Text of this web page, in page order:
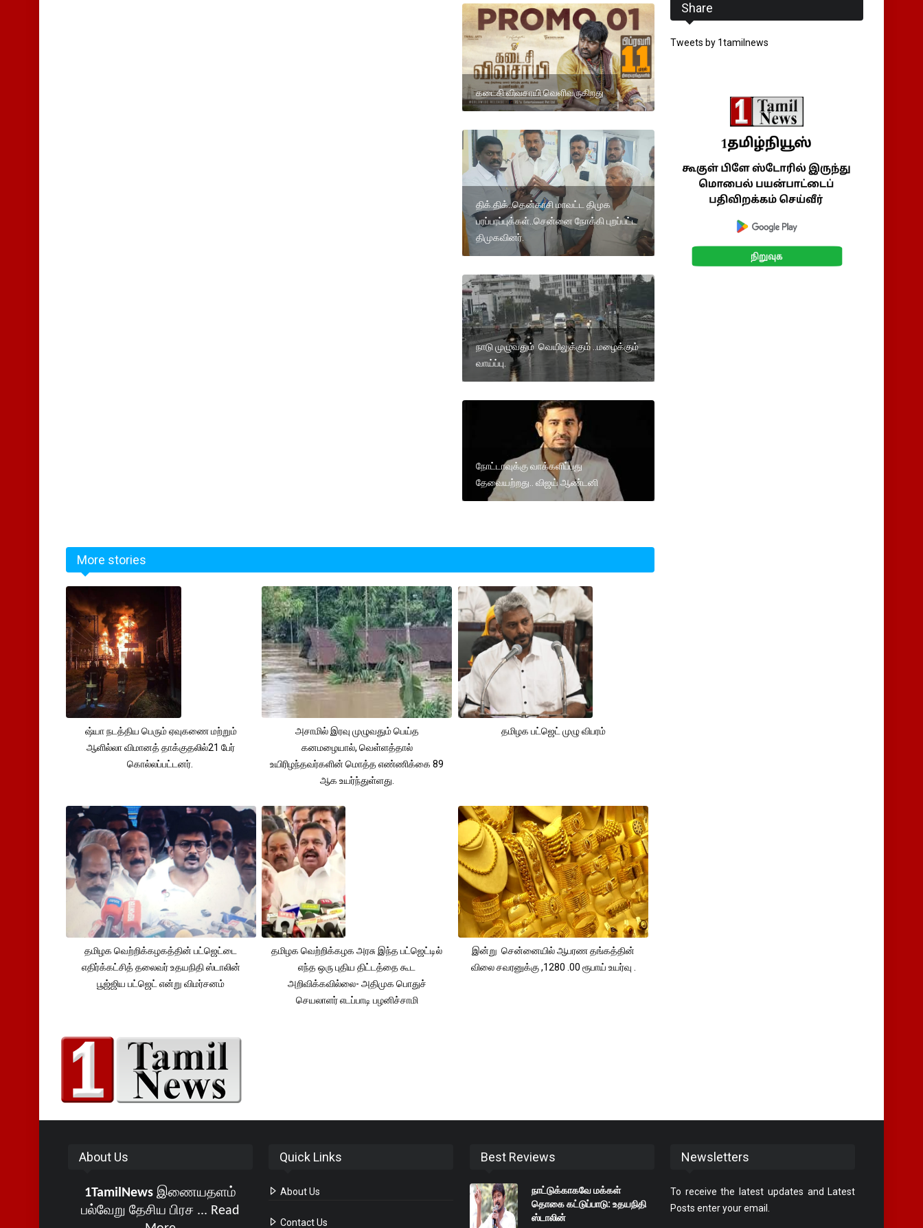
கடைசி விவசாயி வெளிவருகிறது
திக்.திக்..தென்காசி மாவட்ட திமுக
பரப்பரப்புக்கள்..சென்னை நோக்கி புறப்பட்ட
திமுகவினர்.
நாடு முழுவதும் வெயிலுக்கும் ..மழைக்கும்
வாய்ப்பு.
நோட்டாவுக்கு வாக்களிப்பது
தேவையற்றது.. விஜய் ஆண்டனி
More stories
ஷ்யா நடத்திய பெரும் ஏவுகணை மற்றும்
ஆளில்லா விமானத் தாக்குதலில்21 பேர்
கொல்லப்பட்டனர்.
அசாமில் இரவு முழுவதும் பெய்த
கனமழையால், வெள்ளத்தால்
உயிரிழந்தவர்களின் மொத்த எண்ணிக்கை 89
ஆக உயர்ந்துள்ளது.
தமிழக பட்ஜெட் முழு விபரம்
தமிழக வெற்றிக்கழகத்தின் பட்ஜெட்டை
எதிர்க்கட்சித் தலைவர் உதயநிதி ஸ்டாலின்
பூஜ்ஜிய பட்ஜெட் என்று விமர்சனம்
தமிழக வெற்றிக்கழக அரசு இந்த பட்ஜெட்டில்
எந்த ஒரு புதிய திட்டத்தை கூட
அறிவிக்கவில்லை- அதிமுக பொதுச்
செயலாளர் எடப்பாடி பழனிச்சாமி
இன்று சென்னையில் ஆபரண தங்கத்தின்
விலை சவரனுக்கு ,1280 .00 ரூபாய் உயர்வு .
Share
Tweets by 1tamilnews
About Us
1TamilNewsஇணையதளம்
பல்வேறு தேசிய பிரச ... Read
Quick Links
About Us
Contact Us
Best Reviews
நாட்டுக்காகவே மக்கள்
தொகை கட்டுப்பாடு: உதயநிதி
ஸ்டாலின்
Newsletters
To receive the latest updates and Latest
Posts enter your email.